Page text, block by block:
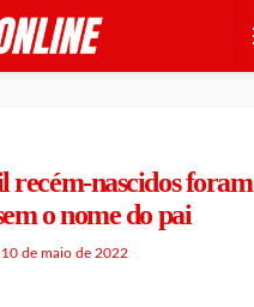
recém-nascidos foram
o nome do pai
10 de maio de 2022